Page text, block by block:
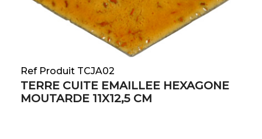
Ref Produit TCJA02
TERRE CUITE EMAILLEE HEXAGONE
MOUTARDE 11X12,5 CM